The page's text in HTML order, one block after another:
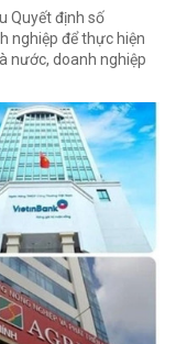
Quyết định số
nghiệp để thực hiện
nước, doanh nghiệp